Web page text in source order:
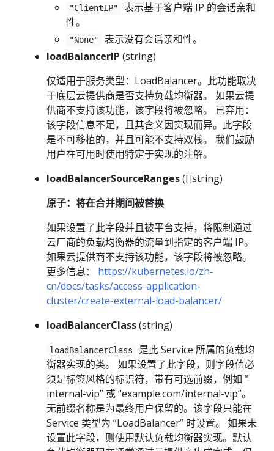
"ClientIP"
表示基于客户端 IP 的会话亲和
性。
"None"
表示没有会话亲和性。
loadBalancerIP (string)
仅适用于服务类型：LoadBalancer。此功能取决
于底层云提供商是否支持负载均衡器。 如果云提
供商不支持该功能，该字段将被忽略。 已弃用：
该字段信息不足，且其含义因实现而异。此字段
是不可移植的，并且可能不支持双栈。 我们鼓励
用户在可用时使用特定于实现的注解。
loadBalancerSourceRanges([]string)
原子：将在合并期间被替换
如果设置了此字段并且被平台支持，将限制通过
云厂商的负载均衡器的流量到指定的客户端 IP。
如果云提供商不支持该功能，该字段将被忽略。
更多信息： https://kubernetes.io/zh-
cn/docs/tasks/access-application-
cluster/create-external-load-balancer/
loadBalancerClass(string)
loadBalancerClass
是此 Service 所属的负载均
衡器实现的类。 如果设置了此字段，则字段值必
须是标签风格的标识符，带有可选前缀，例如 ”
internal-vip” 或 “example.com/internal-vip”。
无前缀名称是为最终用户保留的。该字段只能在
Service 类型为 “LoadBalancer” 时设置。 如果未
设置此字段，则使用默认负载均衡器实现。默认